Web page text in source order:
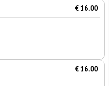
€ 16.00
€ 16.00